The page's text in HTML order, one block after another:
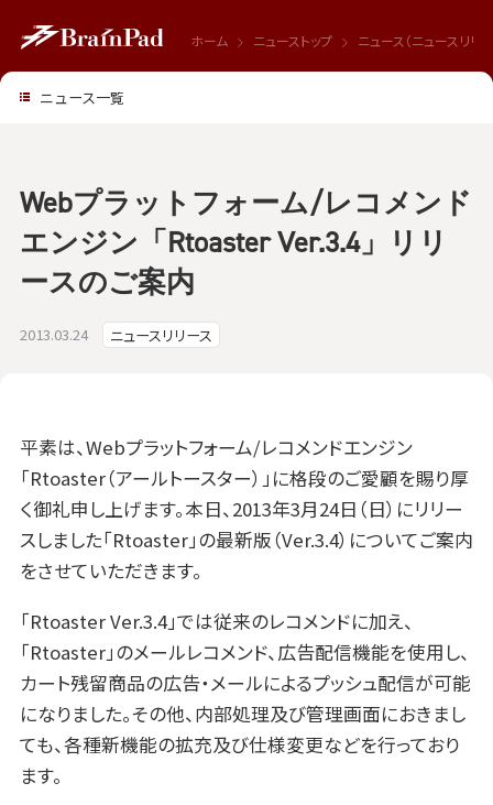
ホーム ニューストップ ニュース（ニュースリリー
2013.03.24 ニュースリリース
Webプラットフォーム/レコメンド
エンジン「Rtoaster Ver.3.4」リリ
ースのご案内
平素は、Webプラットフォーム/レコメンドエンジン
「Rtoaster（アールトースター）」に格段のご愛顧を賜り厚
く御礼申し上げます。本日、2013年3月24日（日）にリリー
スしました「Rtoaster」の最新版（Ver.3.4）についてご案内
をさせていただきます。
「Rtoaster Ver.3.4」では従来のレコメンドに加え、
「Rtoaster」のメールレコメンド、広告配信機能を使用し、
カート残留商品の広告・メールによるプッシュ配信が可能
になりました。その他、内部処理及び管理画面におきまし
ても、各種新機能の拡充及び仕様変更などを行っており
ます。
ニュース一覧